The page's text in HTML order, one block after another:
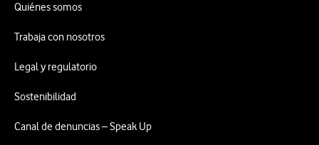
Quiénes somos
Trabaja con nosotros
Legal y regulatorio
Sostenibilidad
Canal de denuncias – Speak Up